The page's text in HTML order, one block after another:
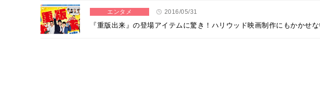
エンタメ 2016/05/31
『重版出来』の登場アイテムに驚き！ハリウッド映画制作にもかかせな